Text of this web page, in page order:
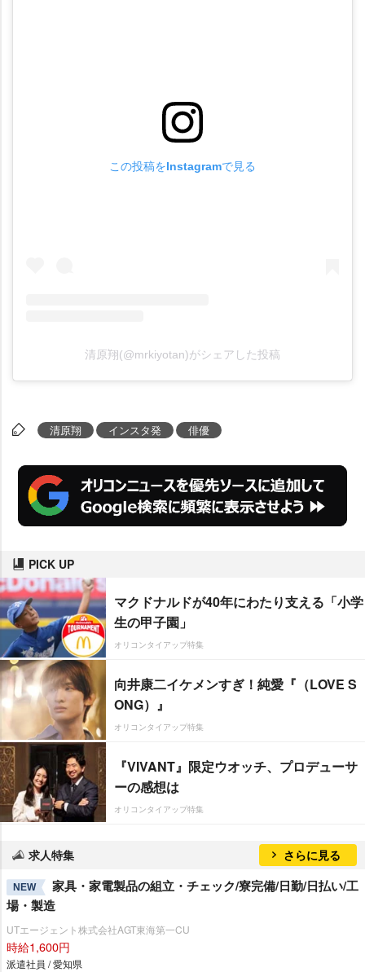
この投稿をInstagramで見る
清原翔(@mrkiyotan)がシェアした投稿
清原翔 インスタ発 俳優
PICK UP
マクドナルドが40年にわたり支える「小学
生の甲子園」
オリコンタイアップ特集
向井康二イケメンすぎ！純愛『（LOVE S
ONG）』
オリコンタイアップ特集
『VIVANT』限定ウオッチ、プロデューサ
ーの感想は
オリコンタイアップ特集
求人特集 さらに見る
NEW
家具・家電製品の組立・チェック/寮完備/日勤/日払い/工
場・製造
UTエージェント株式会社AGT東海第一CU
時給1,600円
派遣社員 / 愛知県